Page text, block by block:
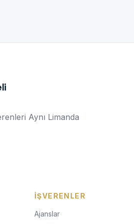
Aynı Limanda
İŞVERENLER
Ajanslar